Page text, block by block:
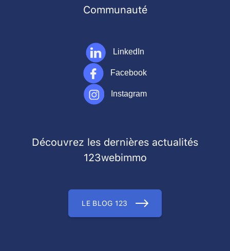
Communauté
LinkedIn
Facebook
Instagram
Découvrez les dernières actualités
123webimmo
LE BLOG 123